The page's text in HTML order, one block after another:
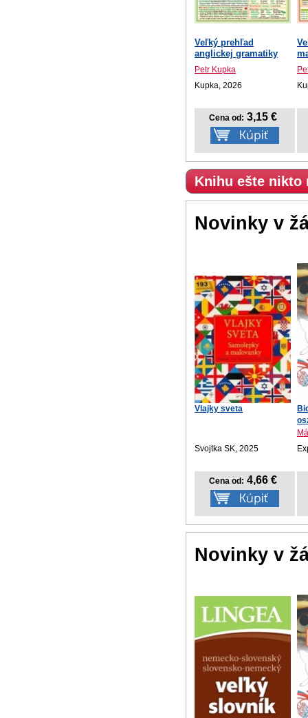
Veľký prehľad
anglickej gramatiky
Petr Kupka
Kupka, 2026
Cena od: 3,15 €
Knihu ešte nikto
Novinky v
Vlajky sveta
Svojtka SK, 2025
Cena od: 4,66 €
Novinky v